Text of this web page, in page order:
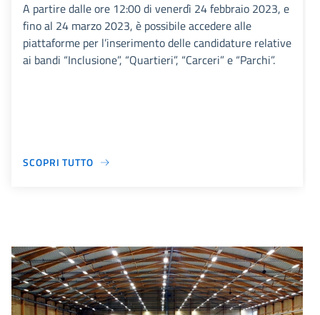
A partire dalle ore 12:00 di venerdì 24 febbraio 2023, e
fino al 24 marzo 2023, è possibile accedere alle
piattaforme per l’inserimento delle candidature relative
ai bandi “Inclusione”, “Quartieri”, “Carceri” e “Parchi”.
SCOPRI TUTTO